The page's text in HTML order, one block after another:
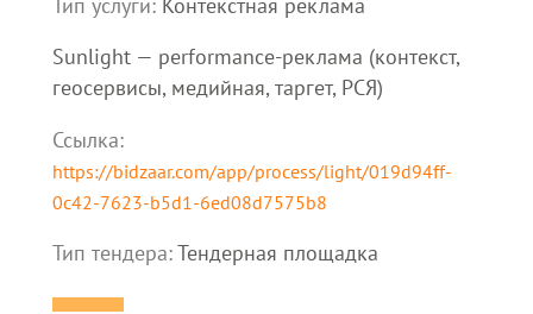
Sunlight — performance-реклама (контекст,
геосервисы, медийная, таргет, РСЯ)
Ссылка:
https://bidzaar.com/app/process/light/019d94ff-
0c42-7623-b5d1-6ed08d7575b8
Тип тендера:Тендерная площадка